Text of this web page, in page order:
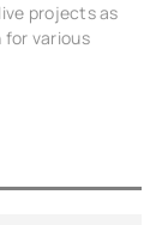
projects as
for various